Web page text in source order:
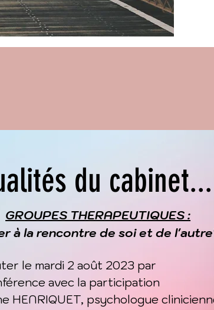
du cabinet...
GROUPES THERAPEUTIQUES :
à la rencontre de soi et de
le mardi 2 août 2023 par
avec la participation
HENRIQUET, psychologue